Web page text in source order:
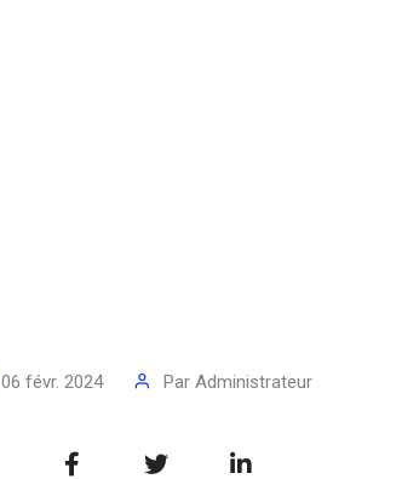
06 févr. 2024 Par Administrateur